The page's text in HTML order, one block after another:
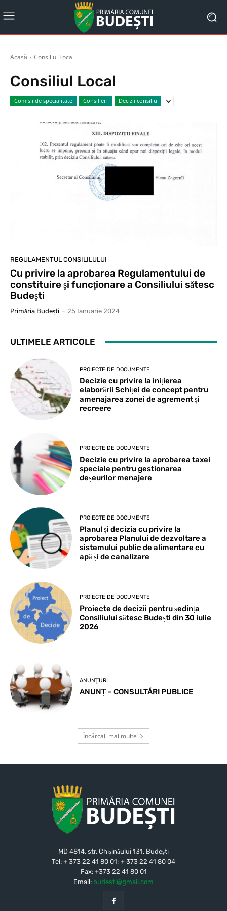
Acasă Consiliul Local
Consiliul Local
Comisii de specialitate Consilieri Decizii consiliu
REGULAMENTUL CONSILILULUI
Cu privire la aprobarea Regulamentului de
constituire şi funcţionare a Consiliului sătesc
Budeşti
Primăria Budești - 25 Ianuarie 2024
ULTIMELE ARTICOLE
PROIECTE DE DOCUMENTE
Decizie cu privire la inițierea
elaborării Schiței de concept pentru
amenajarea zonei de agrement și
recreere
PROIECTE DE DOCUMENTE
Decizie cu privire la aprobarea taxei
speciale pentru gestionarea
deșeurilor menajere
PROIECTE DE DOCUMENTE
Planul și decizia cu privire la
aprobarea Planului de dezvoltare a
sistemului public de alimentare cu
apă și de canalizare
PROIECTE DE DOCUMENTE
Proiecte de decizii pentru ședința
Consiliului sătesc Budești din 30 iulie
2026
ANUNŢURI
ANUNȚ – CONSULTĂRI PUBLICE
Încărcați mai multe
MD 4814, str. Chișinăului 131, Budeşti
Tel: + 373 22 41 80 01; + 373 22 41 80 04
Fax: +373 22 41 80 01
Email: budesti@gmail.com